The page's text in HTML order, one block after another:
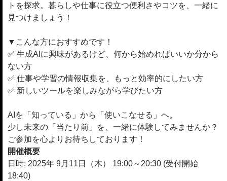
トを探求。暮らしや仕事に役立つ便利さやコツを、一緒に
見つけましょう！
▼こんな方におすすめです！
✅ 生成AIに興味があるけど、何から始めればいいか分から
ない方
✅ 仕事や学習の情報収集を、もっと効率的にしたい方
✅ 新しいツールを楽しみながら学びたい方
AIを「知っている」から「使いこなせる」へ。
少し未来の「当たり前」を、一緒に体験してみませんか？
ご参加を心よりお待ちしております！
開催概要
日時: 2025年 9月11日（木） 19:00～20:30 (受付開始
18:40)